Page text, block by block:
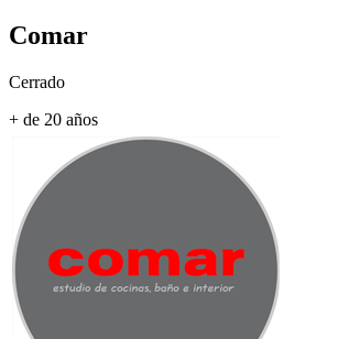
Comar
Cerrado
+ de 20 años